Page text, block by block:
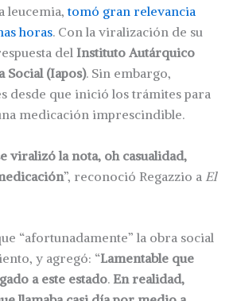
leucemia,tomó gran relevancia
horas. Con la viralización de su
del Instituto Autárquico
Social (Iapos). Sin embargo,
desde que inició los trámites para
medicación imprescindible.
viralizó la nota, oh casualidad,
”, reconoció Regazzio a El
“afortunadamente” la obra social
y agregó: “Lamentable que
a este estado. En realidad,